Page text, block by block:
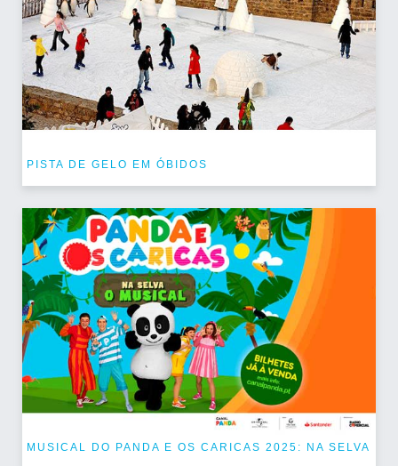
PISTA DE GELO EM ÓBIDOS
MUSICAL DO PANDA E OS CARICAS 2025: NA SELVA